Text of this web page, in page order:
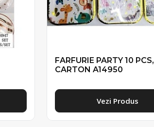
FARFURIE PARTY 10 PCS,
CARTON A14950
Vezi Produs